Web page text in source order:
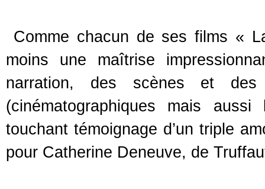
Comme chacun de ses films «
moins une maîtrise
narration, des scènes et des
(cinématographiques mais
touchant témoignage d’un triple
pour Catherine Deneuve, de